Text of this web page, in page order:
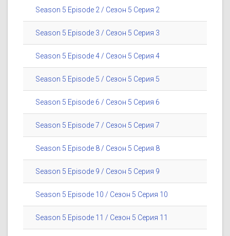
Season 5 Episode 2 / Сезон 5 Серия 2
Season 5 Episode 3 / Сезон 5 Серия 3
Season 5 Episode 4 / Сезон 5 Серия 4
Season 5 Episode 5 / Сезон 5 Серия 5
Season 5 Episode 6 / Сезон 5 Серия 6
Season 5 Episode 7 / Сезон 5 Серия 7
Season 5 Episode 8 / Сезон 5 Серия 8
Season 5 Episode 9 / Сезон 5 Серия 9
Season 5 Episode 10 / Сезон 5 Серия 10
Season 5 Episode 11 / Сезон 5 Серия 11